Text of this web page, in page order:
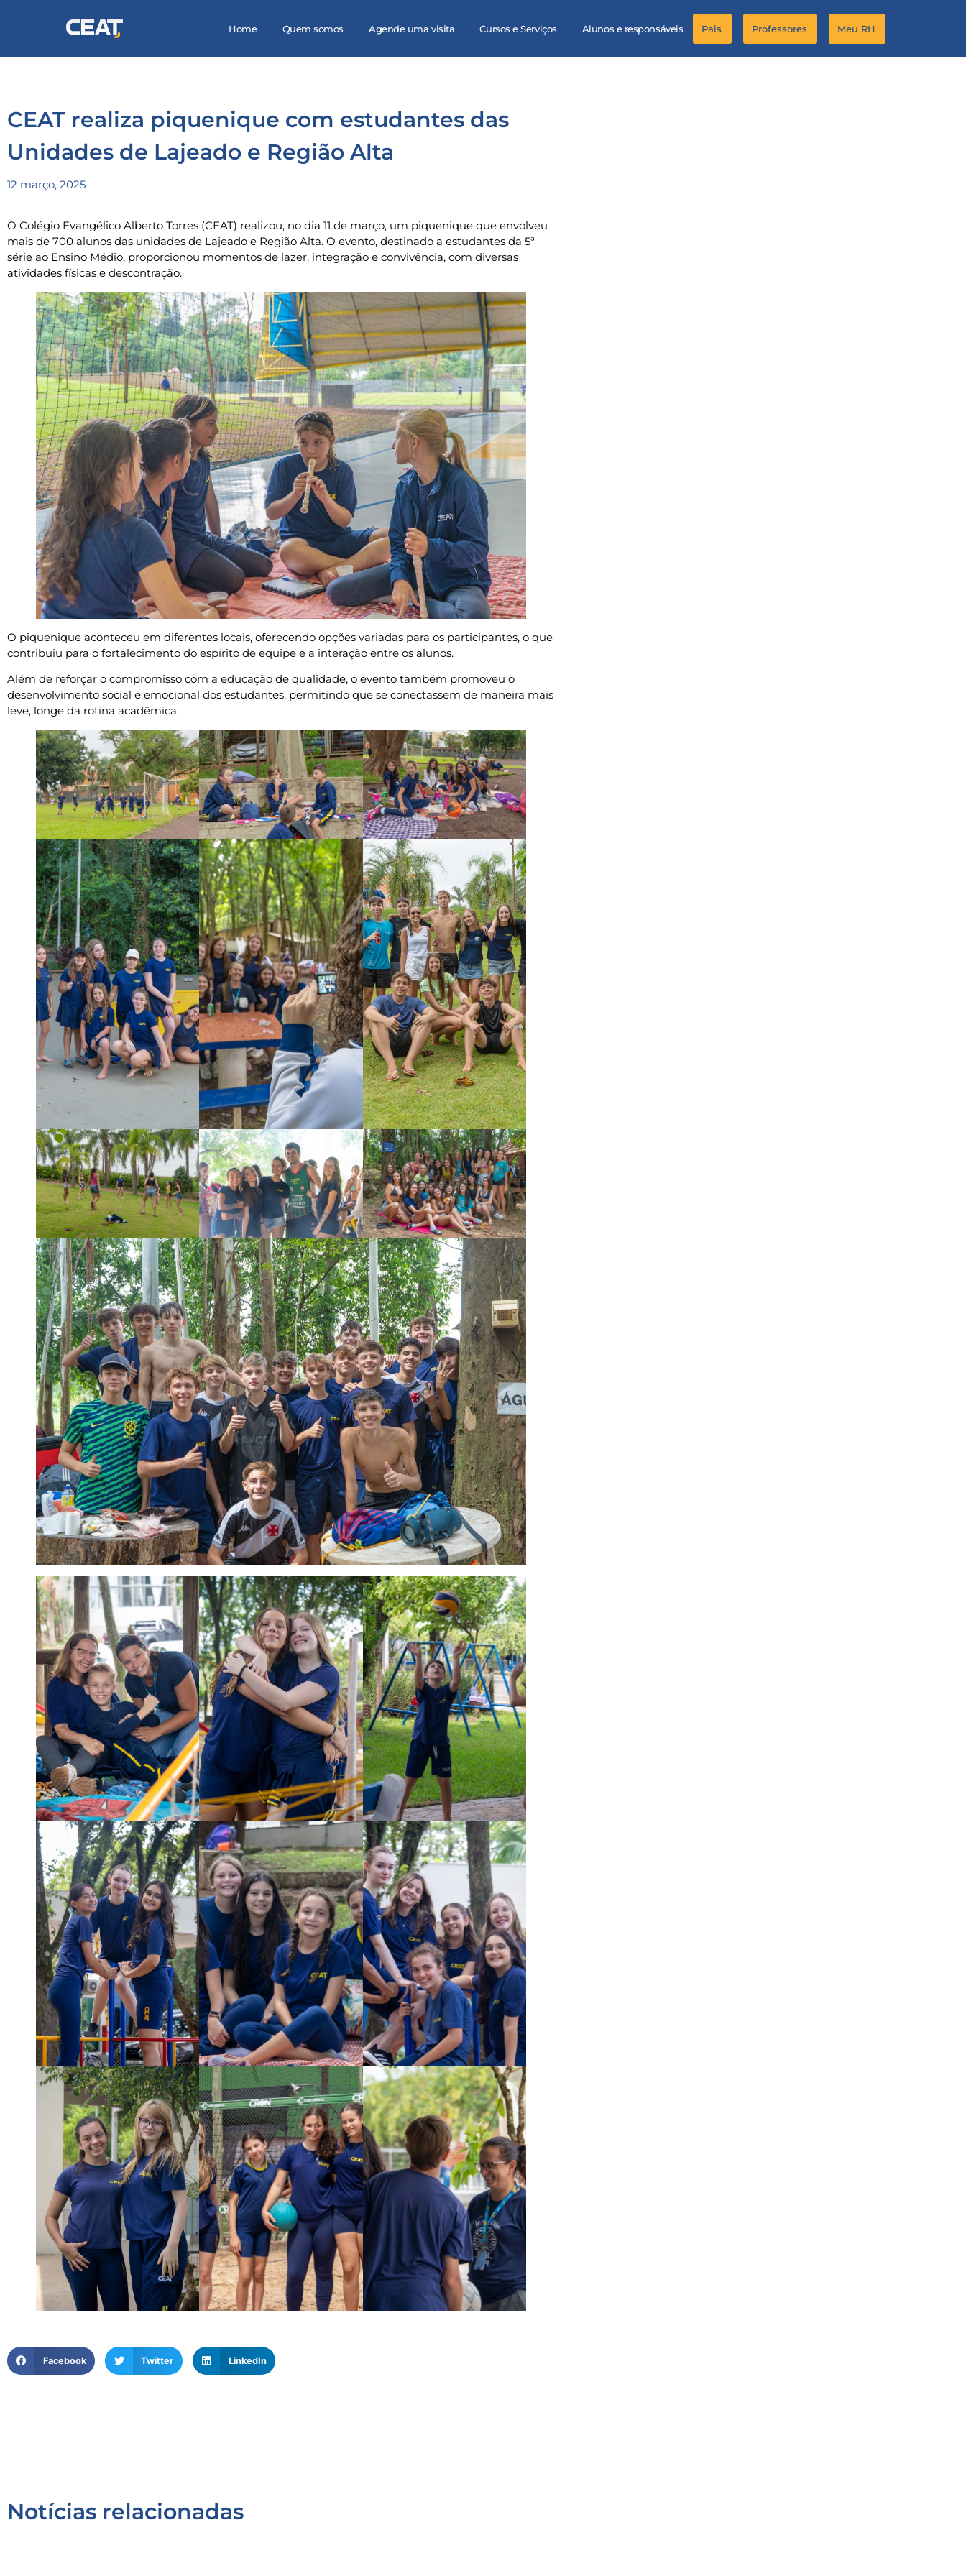
Home Quem somos Agende uma visita Cursos e Serviços Alunos e responsáveis Pais Professores Meu RH
CEAT realiza piquenique com estudantes das
Unidades de Lajeado e Região Alta
12 março, 2025
O Colégio Evangélico Alberto Torres (CEAT) realizou, no dia 11 de março, um piquenique que envolveu
mais de 700 alunos das unidades de Lajeado e Região Alta. O evento, destinado a estudantes da 5ª
série ao Ensino Médio, proporcionou momentos de lazer, integração e convivência, com diversas
atividades físicas e descontração.
O piquenique aconteceu em diferentes locais, oferecendo opções variadas para os participantes, o que
contribuiu para o fortalecimento do espírito de equipe e a interação entre os alunos.
Além de reforçar o compromisso com a educação de qualidade, o evento também promoveu o
desenvolvimento social e emocional dos estudantes, permitindo que se conectassem de maneira mais
leve, longe da rotina acadêmica.
Facebook Twitter LinkedIn
Notícias relacionadas